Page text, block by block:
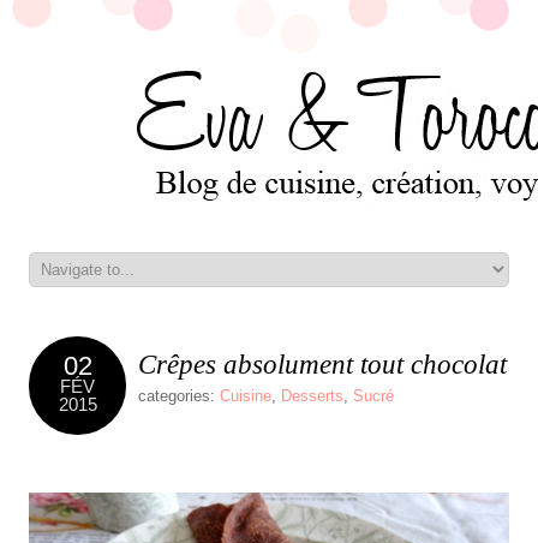
02
FÉV
2015
Crêpes absolument tout chocolat
categories: Cuisine, Desserts, Sucré